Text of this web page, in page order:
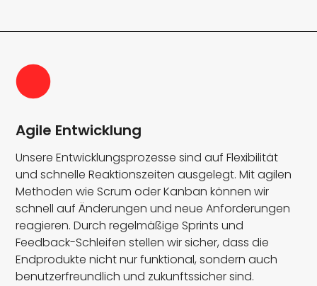
Agile Entwicklung
Unsere Entwicklungsprozesse sind auf Flexibilität
und schnelle Reaktionszeiten ausgelegt. Mit agilen
Methoden wie Scrum oder Kanban können wir
schnell auf Änderungen und neue Anforderungen
reagieren. Durch regelmäßige Sprints und
Feedback-Schleifen stellen wir sicher, dass die
Endprodukte nicht nur funktional, sondern auch
benutzerfreundlich und zukunftssicher sind.